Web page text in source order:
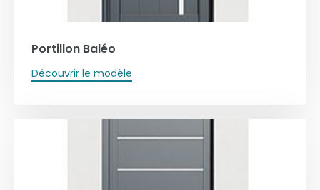
Portillon Baléo
Découvrir le modèle